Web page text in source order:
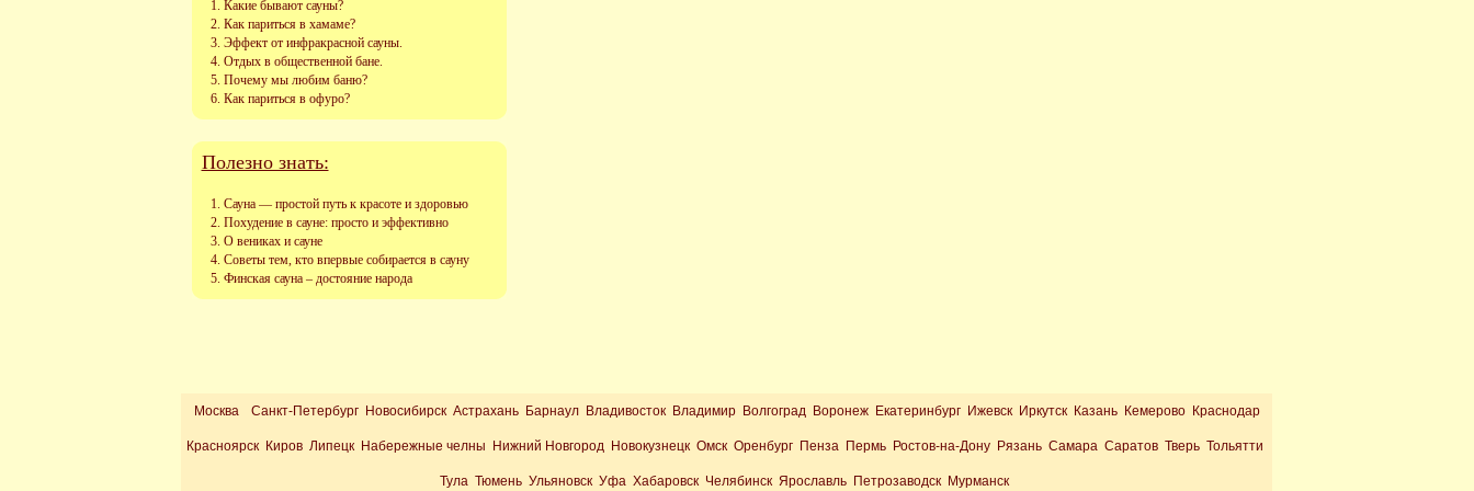
Какие бывают сауны?
Как париться в хамаме?
Эффект от инфракрасной сауны.
Отдых в общественной бане.
Почему мы любим баню?
Как париться в офуро?
Полезно знать:
Сауна — простой путь к красоте и здоровью
Похудение в сауне: просто и эффективно
О вениках и сауне
Советы тем, кто впервые собирается в сауну
Финская сауна – достояние народа
Москва Санкт-Петербург Новосибирск Астрахань Барнаул Владивосток Владимир Волгоград Воронеж Екатеринбург Ижевск Иркутск Казань Кемерово Краснодар
Красноярск Киров Липецк Набережные челны Нижний Новгород Новокузнецк Омск Оренбург Пенза Пермь Ростов-на-Дону Рязань Самара Саратов Тверь Тольятти
Тула Тюмень Ульяновск Уфа Хабаровск Челябинск Ярославль Петрозаводск Мурманск